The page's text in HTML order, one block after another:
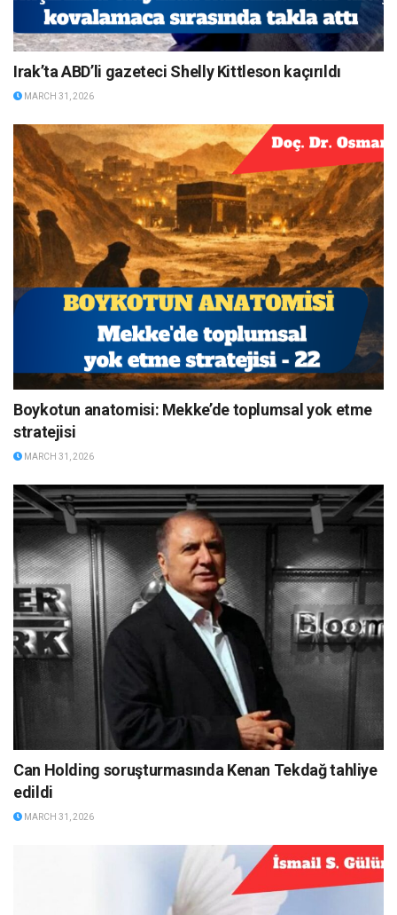
Irak’ta ABD’li gazeteci Shelly Kittleson kaçırıldı
MARCH 31, 2026
Boykotun anatomisi: Mekke’de toplumsal yok etme
stratejisi
MARCH 31, 2026
Can Holding soruşturmasında Kenan Tekdağ tahliye
edildi
MARCH 31, 2026